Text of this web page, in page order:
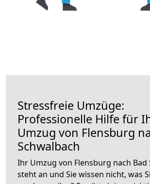
Stressfreie Umzüge:
Professionelle Hilfe für
Umzug von Flensburg
Schwalbach
Ihr Umzug von Flensburg nach Bad
steht an und Sie wissen nicht, was